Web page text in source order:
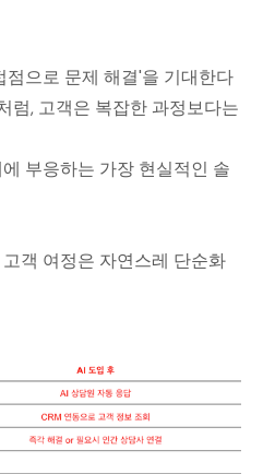
점으로 문제 해결'을 기대한다
럼, 고객은 복잡한 과정보다는
부응하는 가장 현실적인 솔
객 여정은 자연스레 단순화